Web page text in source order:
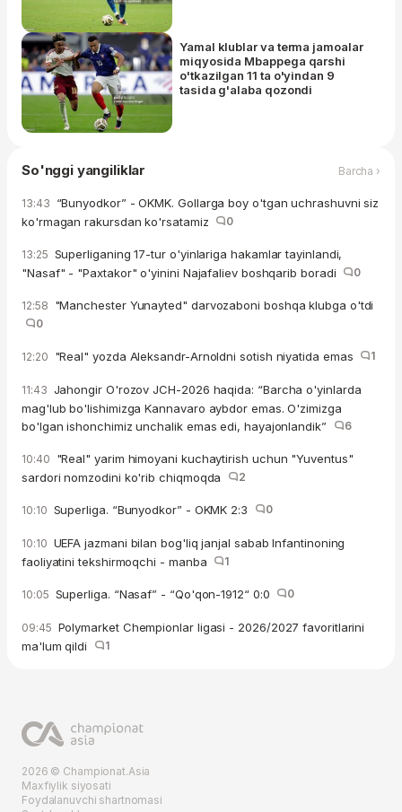
Yamal klublar va terma jamoalar
miqyosida Mbappega qarshi
o'tkazilgan 11 ta o'yindan 9
tasida g'alaba qozondi
So'nggi yangiliklar Barcha ›
13:43 “Bunyodkor” - OKMK. Gollarga boy o'tgan uchrashuvni siz
ko'rmagan rakursdan ko'rsatamiz
0
13:25 Superliganing 17-tur o'yinlariga hakamlar tayinlandi,
"Nasaf" - "Paxtakor" o'yinini Najafaliev boshqarib boradi
0
12:58 "Manchester Yunayted" darvozaboni boshqa klubga o'tdi
0
12:20 "Real" yozda Aleksandr-Arnoldni sotish niyatida emas 1
11:43 Jahongir O'rozov JCH-2026 haqida: “Barcha o'yinlarda
mag'lub bo'lishimizga Kannavaro aybdor emas. O'zimizga
bo'lgan ishonchimiz unchalik emas edi, hayajonlandik”
6
10:40 "Real" yarim himoyani kuchaytirish uchun "Yuventus"
sardori nomzodini ko'rib chiqmoqda
2
10:10 Superliga. “Bunyodkor” - OKMK 2:3 0
10:10 UEFA jazmani bilan bog'liq janjal sabab Infantinoning
faoliyatini tekshirmoqchi - manba
1
10:05 Superliga. “Nasaf” - “Qo'qon-1912“ 0:0 0
09:45 Polymarket Chempionlar ligasi - 2026/2027 favoritlarini
ma'lum qildi
1
2026 © Championat.Asia
Maxfiylik siyosati
Foydalanuvchi shartnomasi